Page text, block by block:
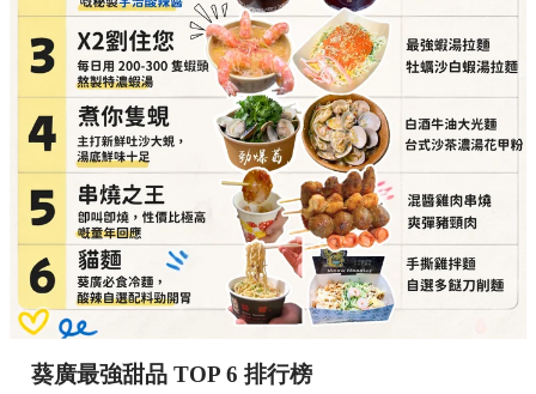
詳細地址：葵涌廣場 3 樓 89B 號舖
貓麵（必食冷麵，酸辣自選配料勁開胃）
必點推介： 手撕雞拌麵、自選多餸刀削麵
詳細地址：
葵涌廣場 3 樓 Top World 3069-T18 號
舖